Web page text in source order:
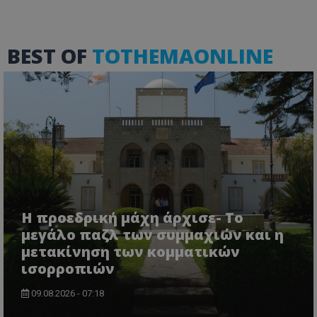
BEST OF TOTHEMAONLINE
Η προεδρική μάχη άρχισε- Το
μεγάλο παζλ των συμμαχιών και η
μετακίνηση των κομματικών
ισορροπιών
09.08.2026 - 07:18
ASP.NET_SessionId
Microsoft Corporation
VISITOR_PRIVACY_METADATA
YouTube
.youtube.com